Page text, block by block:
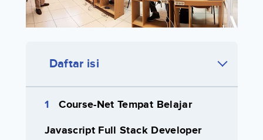
Daftar isi
Course-Net Tempat Belajar
Javascript Full Stack Developer